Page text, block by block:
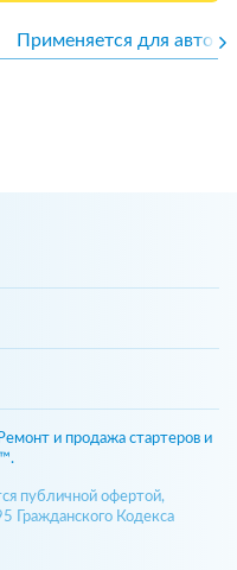
Применяется для авто
и продажа стартеров и
публичной офертой,
Гражданского Кодекса